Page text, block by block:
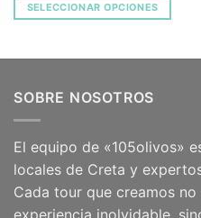
SELECCIONAR OPCIONES
SOBRE NOSOTROS
El equipo de «105olivos»
locales de Creta y
Cada tour que creamos
experiencia inolvidable,